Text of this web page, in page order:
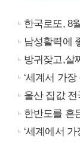
한국로또, 8
남성활력에
방귀잦고,살
‘세계서 가
울산 집값
한반도를 흔
‘세계에서